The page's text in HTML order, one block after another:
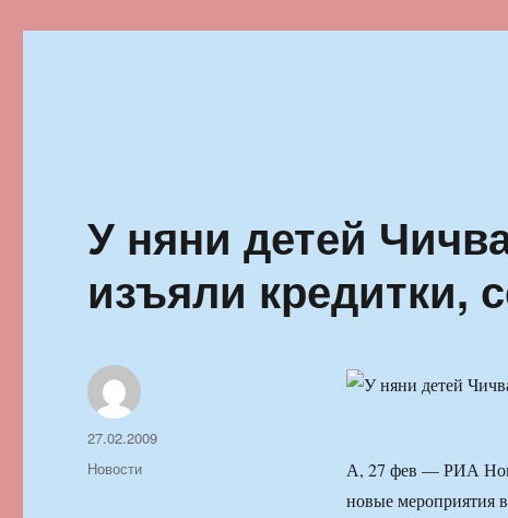
У няни детей
изъяли кредитки,
А, 27 фев — РИА
новые мероприятия
Автор
Опубликовано
27.02.2009
Рубрики
Новости